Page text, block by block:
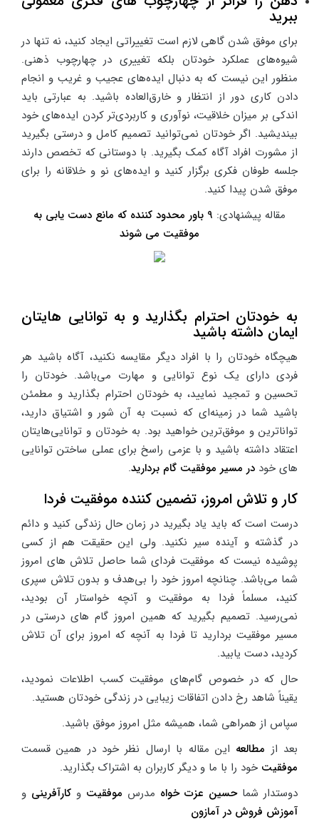
ببرید
برای موفق شدن گاهی لازم است تغییراتی ایجاد کنید، نه تنها در
شیوه‌های عملکرد خودتان بلکه تغییری در چهارچوب ذهنی.
منظور این نیست که به دنبال ایده‌های عجیب و غریب و انجام
دادن کاری دور از انتظار و خارق‌العاده باشید. به عبارتی باید
اندکی بر میزان خلاقیت، نوآوری و کاربردی‌تر کردن ایده‌های خود
بیندیشید. اگر خودتان نمی‌توانید تصمیم کامل و درستی بگیرید
از مشورت افراد آگاه کمک بگیرید. با دوستانی که تخصص دارند
جلسه طوفان فکری برگزار کنید و ایده‌های نو و خلاقانه را برای
موفق شدن پیدا کنید.
مقاله پیشنهادی:
9 باور محدود کننده که مانع دست یابی به
موفقیت می شوند
به خودتان احترام بگذارید و به توانایی هایتان
ایمان داشته باشید
هیچگاه خودتان را با افراد دیگر مقایسه نکنید، آگاه باشید هر
فردی دارای یک نوع توانایی و مهارت می‌باشد. خودتان را
تحسین و تمجید نمایید، به خودتان احترام بگذارید و مطمئن
باشید شما در زمینه‌ای که نسبت به آن شور و اشتیاق دارید،
تواناترین و موفق‌ترین خواهید بود. به خودتان و توانایی‌هایتان
اعتقاد داشته باشید و با عزمی راسخ برای عملی ساختن توانایی
های خود در مسیر موفقیت گام بردارید.
کار و تلاش امروز، تضمین کننده موفقیت فردا
درست است که باید یاد بگیرید در زمان حال زندگی کنید و دائم
در گذشته و آینده سیر نکنید. ولی این حقیقت هم از کسی
پوشیده نیست که موفقیت فردای شما حاصل تلاش های امروز
شما می‌باشد. چنانچه امروز خود را بی‌هدف و بدون تلاش سپری
کنید، مسلماً فردا به موفقیت و آنچه خواستار آن بودید،
نمی‌رسید. تصمیم بگیرید که همین امروز گام های درستی در
مسیر موفقیت بردارید تا فردا به آنچه که امروز برای آن تلاش
کردید، دست یابید.
حال که در خصوص گام‌های موفقیت کسب اطلاعات نمودید،
یقیناً شاهد رخ دادن اتفاقات زیبایی در زندگی خودتان هستید.
سپاس از همراهی شما، همیشه مثل امروز موفق باشید.
بعد از مطالعه این مقاله با ارسال نظر خود در همین قسمت
موفقیت خود را با ما و دیگر کاربران به اشتراک بگذارید.
دوستدار شما حسین عزت خواه مدرس موفقیت و کارآفرینی و
آموزش فروش در آمازون